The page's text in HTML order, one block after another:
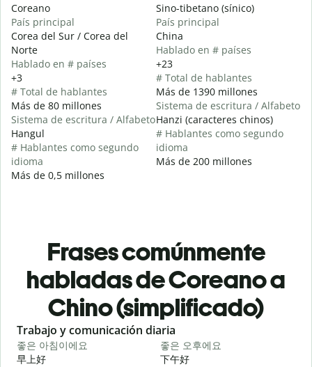
Coreano
País principal
Corea del Sur / Corea del
Norte
Hablado en # países
+3
# Total de hablantes
Más de 80 millones
Sistema de escritura / Alfabeto
Hangul
# Hablantes como segundo
idioma
Más de 0,5 millones
Sino-tibetano (sínico)
País principal
China
Hablado en # países
+23
# Total de hablantes
Más de 1390 millones
Sistema de escritura / Alfabeto
Hanzi (caracteres chinos)
# Hablantes como segundo
idioma
Más de 200 millones
Frases comúnmente
habladas de Coreano a
Chino (simplificado)
Slide 1 of 6
Trabajo y comunicación diaria
좋은 아침이에요
早上好
좋은 오후에요
下午好